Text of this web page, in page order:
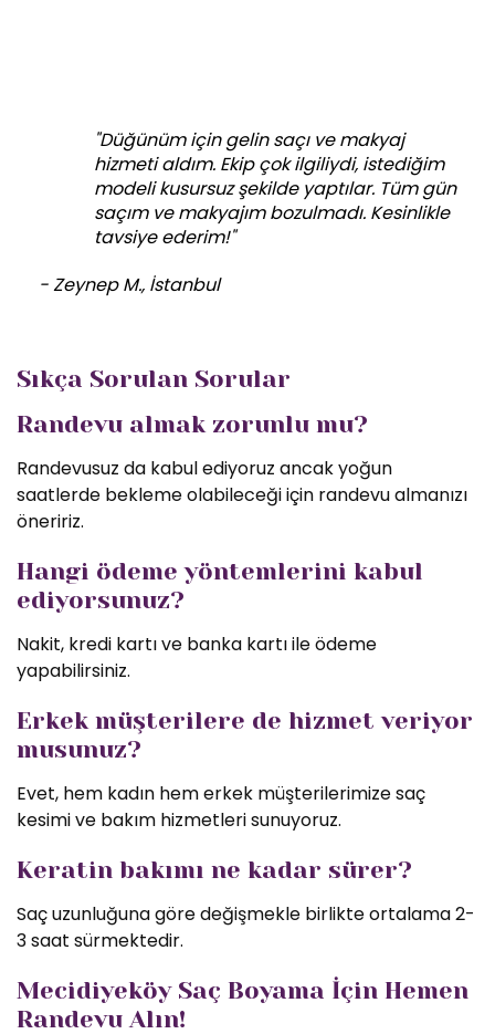
"Düğünüm için gelin saçı ve makyaj
hizmeti aldım. Ekip çok ilgiliydi, istediğim
modeli kusursuz şekilde yaptılar. Tüm gün
saçım ve makyajım bozulmadı. Kesinlikle
tavsiye ederim!"
- Zeynep M., İstanbul
Sıkça Sorulan Sorular
Randevu almak zorunlu mu?
Randevusuz da kabul ediyoruz ancak yoğun
saatlerde bekleme olabileceği için randevu almanızı
öneririz.
Hangi ödeme yöntemlerini kabul
ediyorsunuz?
Nakit, kredi kartı ve banka kartı ile ödeme
yapabilirsiniz.
Erkek müşterilere de hizmet veriyor
musunuz?
Evet, hem kadın hem erkek müşterilerimize saç
kesimi ve bakım hizmetleri sunuyoruz.
Keratin bakımı ne kadar sürer?
Saç uzunluğuna göre değişmekle birlikte ortalama 2-
3 saat sürmektedir.
Mecidiyeköy Saç Boyama İçin Hemen
Randevu Alın!